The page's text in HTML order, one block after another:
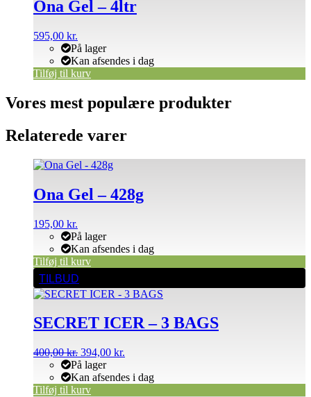
Ona Gel – 4ltr
595,00 kr.
På lager
Kan afsendes i dag
Tilføj til kurv
Vores mest populære produkter
Relaterede varer
Ona Gel – 428g
195,00 kr.
På lager
Kan afsendes i dag
Tilføj til kurv
TILBUD
SECRET ICER – 3 BAGS
400,00kr. Den
oprindelige
pris
var:
394,00 kr.
pris
På lager
Kan afsendes i dag
Tilføj til kurv